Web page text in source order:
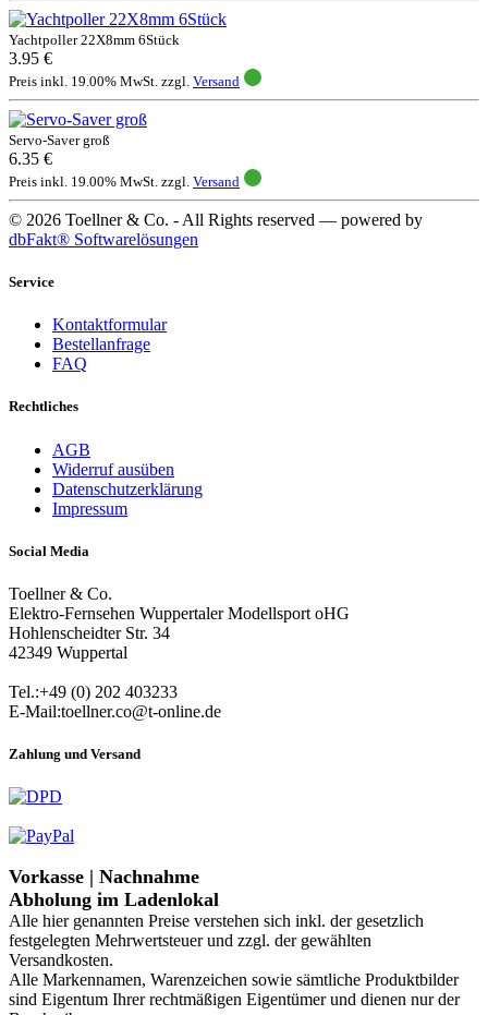
Yachtpoller 22X8mm 6Stück
3.95 €
Preis inkl. 19.00% MwSt. zzgl. Versand
Servo-Saver groß
6.35 €
Preis inkl. 19.00% MwSt. zzgl. Versand
© 2026 Toellner & Co. - All Rights reserved — powered by
dbFakt® Softwarelösungen
Service
Kontaktformular
Bestellanfrage
FAQ
Rechtliches
AGB
Widerruf ausüben
Datenschutzerklärung
Impressum
Social Media
Toellner & Co.
Elektro-Fernsehen Wuppertaler Modellsport oHG
Hohlenscheidter Str. 34
42349 Wuppertal
Tel.:+49 (0) 202 403233
E-Mail:toellner.co@t-online.de
Zahlung und Versand
Vorkasse | Nachnahme
Abholung im Ladenlokal
Alle hier genannten Preise verstehen sich inkl. der gesetzlich
festgelegten Mehrwertsteuer und zzgl. der gewählten
Versandkosten.
Alle Markennamen, Warenzeichen sowie sämtliche Produktbilder
sind Eigentum Ihrer rechtmäßigen Eigentümer und dienen nur der